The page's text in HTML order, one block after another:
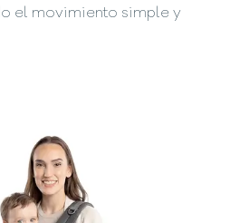
el movimiento simple y